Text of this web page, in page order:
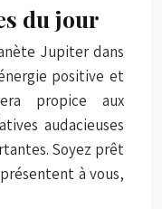
du jour
Jupiter dans
positive et
propice aux
audacieuses
Soyez prêt
à vous,